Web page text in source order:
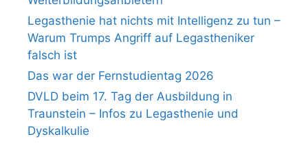
Legasthenie hat nichts mit Intelligenz zu tun –
Warum Trumps Angriff auf Legastheniker
falsch ist
Das war der Fernstudientag 2026
DVLD beim 17. Tag der Ausbildung in
Traunstein – Infos zu Legasthenie und
Dyskalkulie